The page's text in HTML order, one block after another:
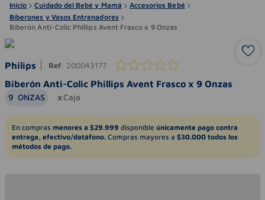
Inicio Cuidado del Bebé y Mamá
Accesorios Bebé
Biberones y Vasos Entrenadores
Biberón Anti-Colic Phillips Avent Frasco x 9 Onzas
Philips Ref: 200043177
Biberón Anti-Colic Phillips Avent Frasco x 9 Onzas
9 ONZAS Caja
En compras menores a $29.999 disponible únicamente pago contra
entrega, efectivo/datáfono. Compras mayores a $30.000 todos los
métodos de pago.